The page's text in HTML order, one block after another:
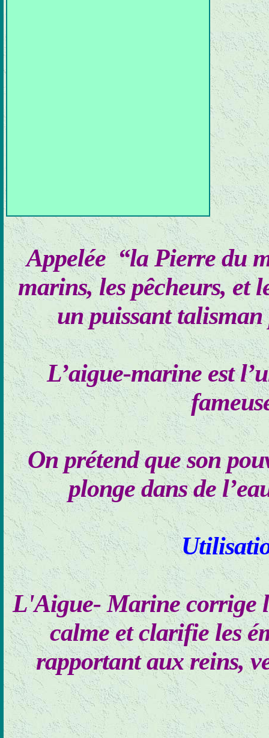
Appelée “la Pierre du
marins, les pêcheurs, et
un puissant
L’aigue-marine est
On prétend que son
plonge dans de
L'Aigue- Marine corrige
calme et clarifie les
rapportant aux reins,